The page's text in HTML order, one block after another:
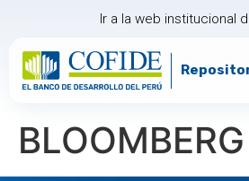
Ir a la web institucional
BLOOMBERG